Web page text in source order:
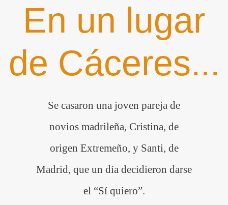
En un lugar
de Cáceres...
Se casaron una joven pareja de
novios madrileña, Cristina, de
origen Extremeño, y Santi, de
Madrid, que un día decidieron darse
el “Sí quiero”.